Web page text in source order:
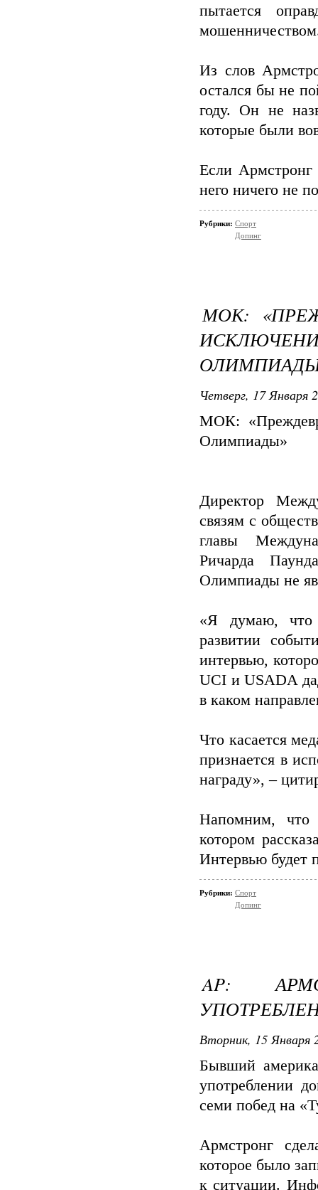
пытается
Из слов
остался бы не
году. Он не
которые были
Если Армстронг
него ничего не
Рубрики: Спорт
Допинг
МОК:
Четверг, 17 Января
МОК:
Олимпиады»
Директор
связям с
главы
Ричарда
Олимпиады не
«Я думаю, что
развитии
интервью,
UCI и USADA
в каком
Что касается
признается в
награду», –
Напомним, что
котором
Интервью будет
Рубрики: Спорт
Допинг
AP:
Вторник, 15 Января
Бывший
употреблении
семи побед на
Армстронг
которое было
к ситуации.